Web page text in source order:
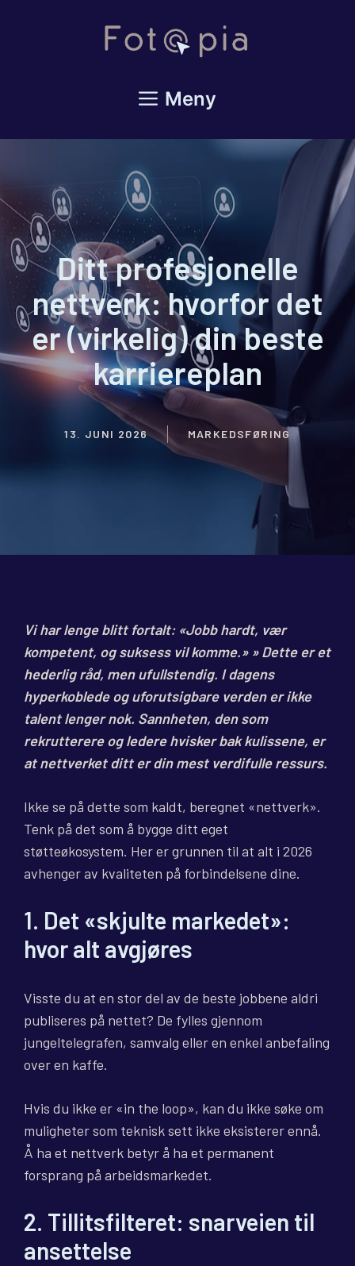
Meny
Ditt profesjonelle
nettverk: hvorfor det
er (virkelig) din beste
karriereplan
13. JUNI 2026 MARKEDSFØRING
Vi har lenge blitt fortalt: «Jobb hardt, vær
kompetent, og suksess vil komme.» » Dette er et
hederlig råd, men ufullstendig. I dagens
hyperkoblede og uforutsigbare verden er ikke
talent lenger nok. Sannheten, den som
rekrutterere og ledere hvisker bak kulissene, er
at nettverket ditt er din mest verdifulle ressurs.
Ikke se på dette som kaldt, beregnet «nettverk».
Tenk på det som å bygge ditt eget
støtteøkosystem. Her er grunnen til at alt i 2026
avhenger av kvaliteten på forbindelsene dine.
1. Det «skjulte markedet»:
hvor alt avgjøres
Visste du at en stor del av de beste jobbene aldri
publiseres på nettet? De fylles gjennom
jungeltelegrafen, samvalg eller en enkel anbefaling
over en kaffe.
Hvis du ikke er «in the loop», kan du ikke søke om
muligheter som teknisk sett ikke eksisterer ennå.
Å ha et nettverk betyr å ha et permanent
forsprang på arbeidsmarkedet.
2. Tillitsfilteret: snarveien til
ansettelse